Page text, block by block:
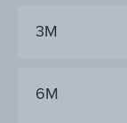
3M
6M